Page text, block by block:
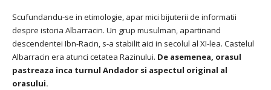
Scufundandu-se in etimologie, apar mici bijuterii de informatii
despre istoria Albarracin. Un grup musulman, apartinand
descendentei Ibn-Racin, s-a stabilit aici in secolul al XI-lea. Castelul
Albarracin era atunci cetatea Razinului. De asemenea, orasul
pastreaza inca turnul Andador si aspectul original al
orasului.